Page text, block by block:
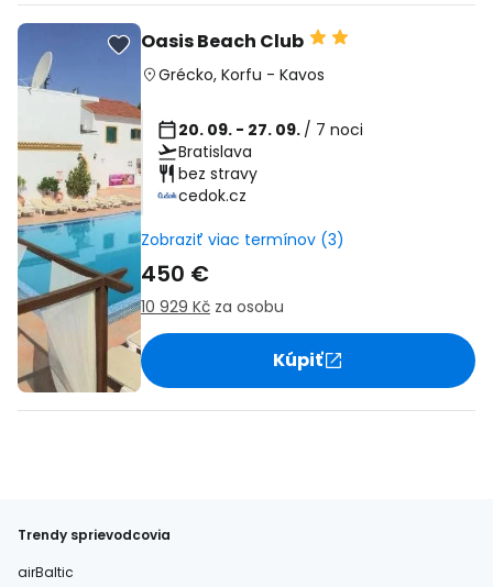
Oasis Beach Club
Grécko, Korfu - Kavos
20. 09. - 27. 09. / 7 noci
Bratislava
bez stravy
cedok.cz
Zobraziť viac termínov (3)
450 €
10 929 Kč za osobu
Kúpiť
Trendy sprievodcovia
airBaltic